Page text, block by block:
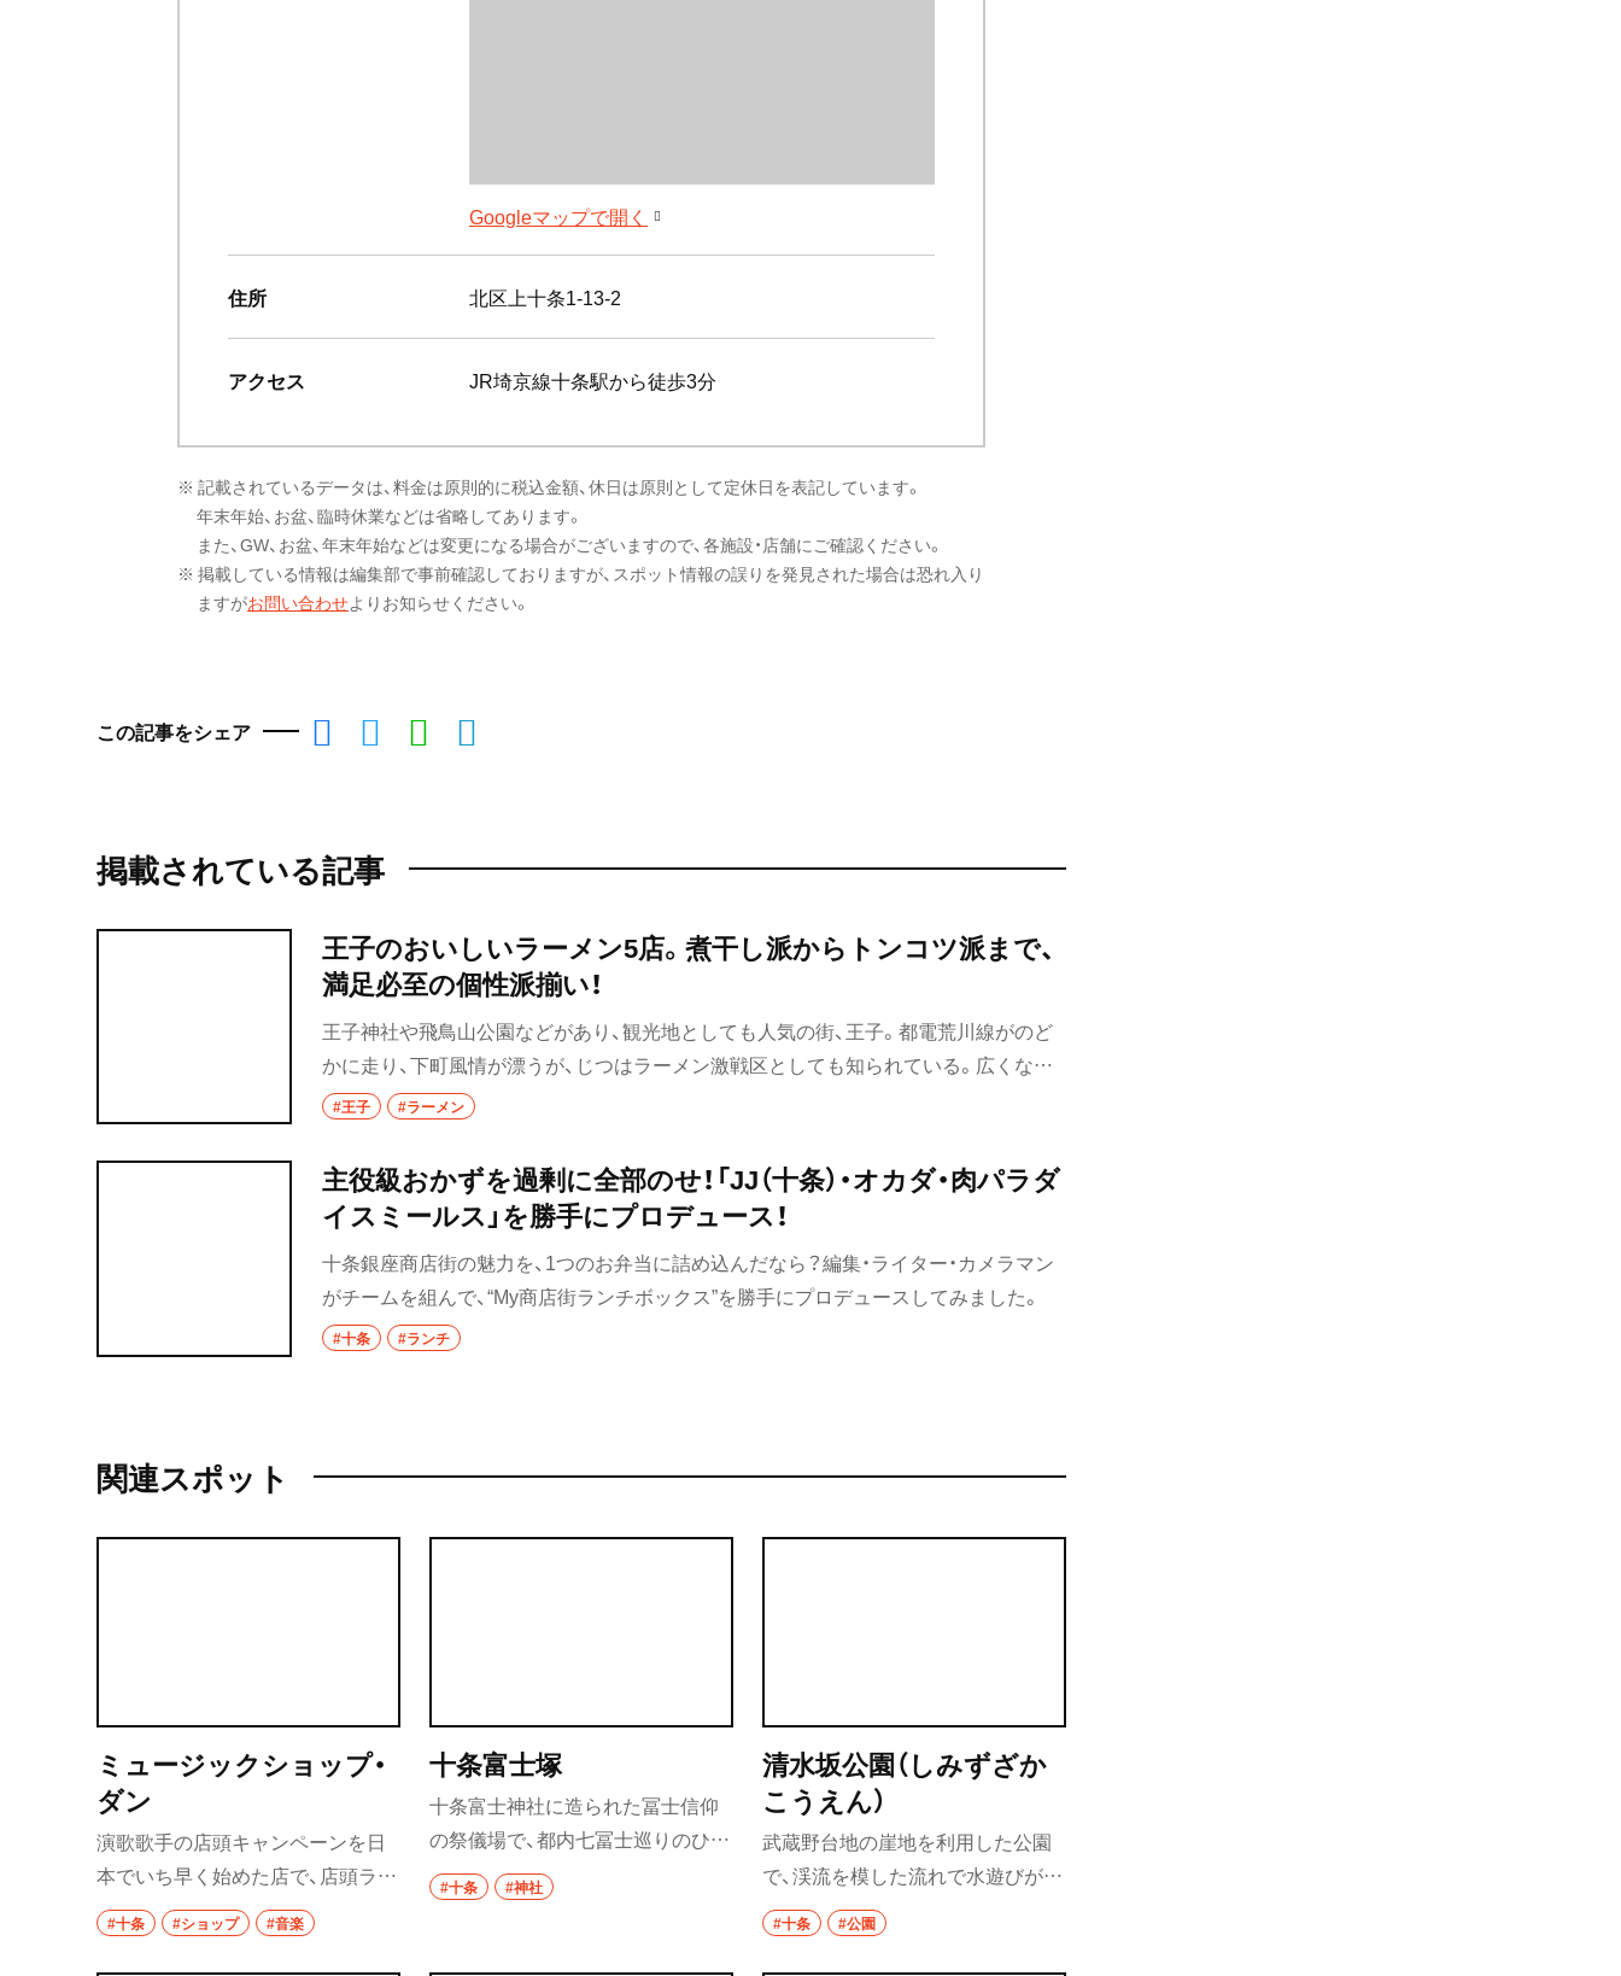
Googleマップで開く
住所 北区上十条1-13-2
アクセス JR埼京線十条駅から徒歩3分
※ 記載されているデータは、料金は原則的に税込金額、休日は原則として定休日を表記しています。
年末年始、お盆、臨時休業などは省略してあります。
また、GW、お盆、年末年始などは変更になる場合がございますので、各施設・店舗にご確認ください。
※ 掲載している情報は編集部で事前確認しておりますが、スポット情報の誤りを発見された場合は恐れ入り
ますがお問い合わせよりお知らせください。
この記事をシェア
掲載されている記事
王子のおいしいラーメン5店。煮干し派からトンコツ派まで、
満足必至の個性派揃い！
王子神社や飛鳥山公園などがあり、観光地としても人気の街、王子。都電荒川線がのど
かに走り、下町風情が漂うが、じつはラーメン激戦区としても知られている。広くない
エリアにひしめく店は、どこも工夫を凝らして個性的な味で勝負。とことん煮干しにこ
事では手軽に食べられるのに、おなかも心も満たされる、ラーメンの名店をご紹介しま
す。
#王子 #ラーメン
主役級おかずを過剰に全部のせ！「JJ（十条）・オカダ・肉パラダ
イスミールス」を勝手にプロデュース！
十条銀座商店街の魅力を、1つのお弁当に詰め込んだなら？編集・ライター・カメラマン
がチームを組んで、“My商店街ランチボックス”を勝手にプロデュースしてみました。
#十条 #ランチ
関連スポット
ミュージックショップ・
ダン
演歌歌手の店頭キャンペーンを日
本でいち早く始めた店で、店頭ライ
ブは演歌歌手の登竜門ともなって
いる。店内のポスターや写真には、
#十条 #ショップ #音楽
十条富士塚
十条富士神社に造られた冨士信仰
の祭儀場で、都内七冨士巡りのひと
つ。毎年6月30日・7月1日の富士山
の山開きに合わせて、大祭（お冨士
#十条 #神社
清水坂公園（しみずざか
こうえん）
武蔵野台地の崖地を利用した公園
で、渓流を模した流れで水遊びがで
きる。芝生広場や長さ52ｍのロー
ラーコースターのほか、昆虫、植物、
#十条 #公園